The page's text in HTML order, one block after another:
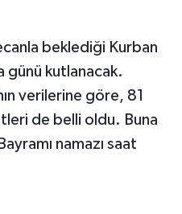
beklediği Kurban
günü kutlanacak.
verilerine göre, 81
de belli oldu. Buna
namazı saat